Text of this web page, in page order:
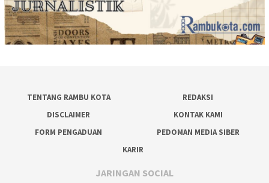
TENTANG RAMBU KOTA
REDAKSI
DISCLAIMER
KONTAK KAMI
FORM PENGADUAN
PEDOMAN MEDIA SIBER
KARIR
JARINGAN SOCIAL